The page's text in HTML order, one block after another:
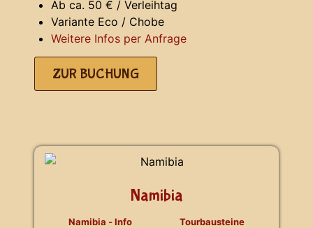
Ab ca. 50 € / Verleihtag
Variante Eco / Chobe
Weitere Infos per Anfrage
ZUR BUCHUNG
Namibia
Namibia - Info
Tourbausteine